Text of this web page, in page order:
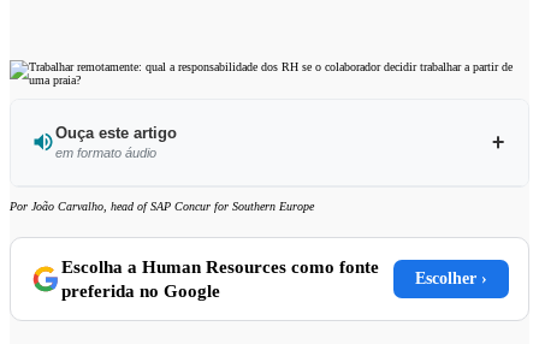
Ouça este artigo
em formato áudio
Ouvir este artigo
Por João Carvalho, head of SAP Concur for Southern Europe
Escolha a Human Resources como fonte
preferida no Google
Escolher ›